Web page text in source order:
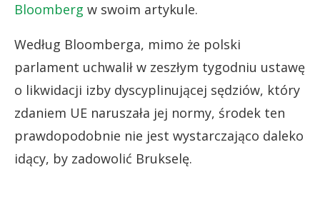
Bloomberg w swoim artykule.
Według Bloomberga, mimo że polski
parlament uchwalił w zeszłym tygodniu ustawę
o likwidacji izby dyscyplinującej sędziów, który
zdaniem UE naruszała jej normy, środek ten
prawdopodobnie nie jest wystarczająco daleko
idący, by zadowolić Brukselę.